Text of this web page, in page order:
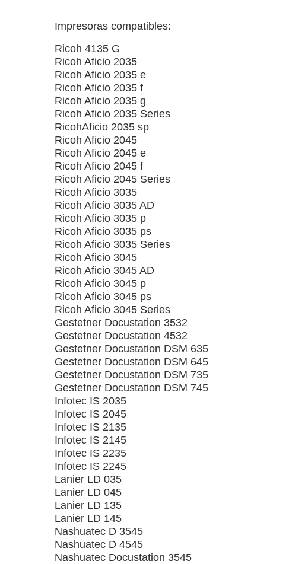
Impresoras compatibles:
Ricoh 4135 G
Ricoh Aficio 2035
Ricoh Aficio 2035 e
Ricoh Aficio 2035 f
Ricoh Aficio 2035 g
Ricoh Aficio 2035 Series
RicohAficio 2035 sp
Ricoh Aficio 2045
Ricoh Aficio 2045 e
Ricoh Aficio 2045 f
Ricoh Aficio 2045 Series
Ricoh Aficio 3035
Ricoh Aficio 3035 AD
Ricoh Aficio 3035 p
Ricoh Aficio 3035 ps
Ricoh Aficio 3035 Series
Ricoh Aficio 3045
Ricoh Aficio 3045 AD
Ricoh Aficio 3045 p
Ricoh Aficio 3045 ps
Ricoh Aficio 3045 Series
Gestetner Docustation 3532
Gestetner Docustation 4532
Gestetner Docustation DSM 635
Gestetner Docustation DSM 645
Gestetner Docustation DSM 735
Gestetner Docustation DSM 745
Infotec IS 2035
Infotec IS 2045
Infotec IS 2135
Infotec IS 2145
Infotec IS 2235
Infotec IS 2245
Lanier LD 035
Lanier LD 045
Lanier LD 135
Lanier LD 145
Nashuatec D 3545
Nashuatec D 4545
Nashuatec Docustation 3545